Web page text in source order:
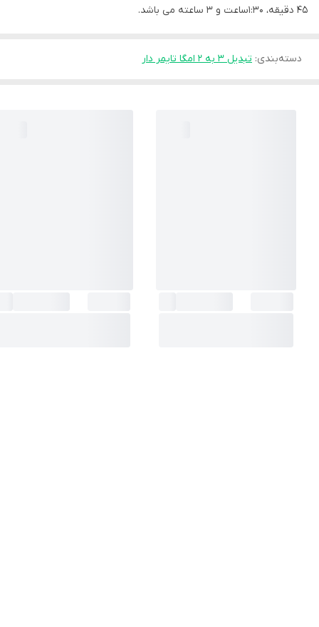
45 دقیقه، 1:30ساعت و 3 ساعته می باشد.
دسته‌بندی: تبدیل 3 به 2 امگا تایمر دار